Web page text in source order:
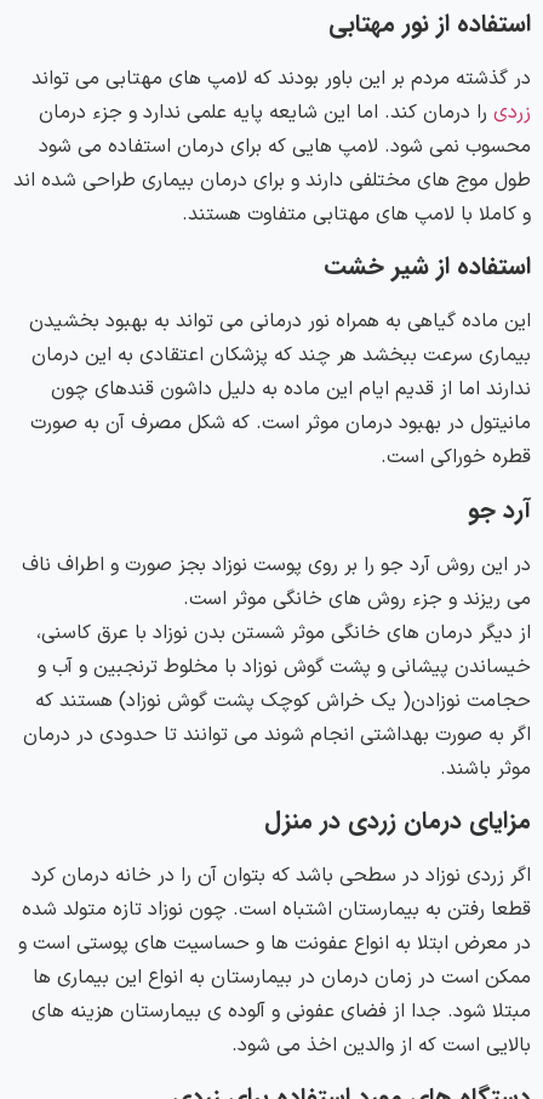
استفاده از نور مهتابی
در گذشته مردم بر این باور بودند که لامپ های مهتابی می تواند
زردی را درمان کند. اما این شایعه پایه علمی ندارد و جزء درمان
محسوب نمی شود. لامپ هایی که برای درمان استفاده می شود
طول موج های مختلفی دارند و برای درمان بیماری طراحی شده اند
و کاملا با لامپ های مهتابی متفاوت هستند.
استفاده از شیر خشت
این ماده گیاهی به همراه نور درمانی می تواند به بهبود بخشیدن
بیماری سرعت ببخشد هر چند که پزشکان اعتقادی به این درمان
ندارند اما از قدیم ایام این ماده به دلیل داشون قندهای چون
مانیتول در بهبود درمان موثر است. که شکل مصرف آن به صورت
قطره خوراکی است‌.
آرد جو
در این روش آرد جو را بر روی پوست نوزاد بجز صورت و اطراف ناف
می ریزند و جزء روش های خانگی موثر است.
از دیگر درمان های خانگی موثر شستن بدن نوزاد با عرق کاسنی،
خیساندن پیشانی و پشت گوش نوزاد با مخلوط ترنجبین و آب و
حجامت نوزادن( یک خراش کوچک پشت گوش نوزاد) هستند که
اگر به صورت بهداشتی انجام شوند می توانند تا حدودی در درمان
موثر باشند.
مزایای درمان زردی در منزل
اگر زردی نوزاد در سطحی باشد که بتوان آن را در خانه درمان کرد
قطعا رفتن به بیمارستان اشتباه است. چون نوزاد تازه متولد شده
در معرض ابتلا به انواع عفونت ها و حساسیت های پوستی است و
ممکن است در زمان درمان در بیمارستان به انواع این بیماری ها
مبتلا شود. جدا از فضای عفونی و آلوده ی بیمارستان هزینه های
بالایی است که از والدین اخذ می شود.